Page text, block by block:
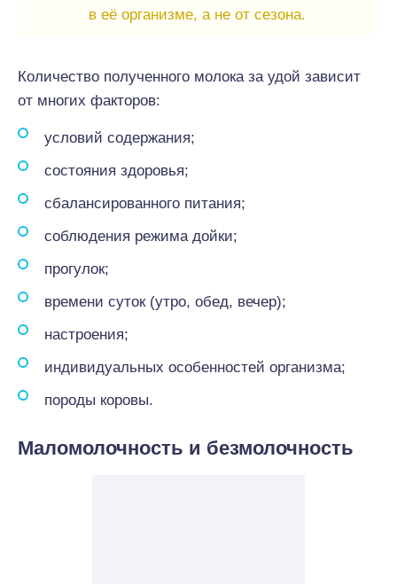
в её организме, а не от сезона.
Количество полученного молока за удой зависит
от многих факторов:
условий содержания;
состояния здоровья;
сбалансированного питания;
соблюдения режима дойки;
прогулок;
времени суток (утро, обед, вечер);
настроения;
индивидуальных особенностей организма;
породы коровы.
Маломолочность и безмолочность